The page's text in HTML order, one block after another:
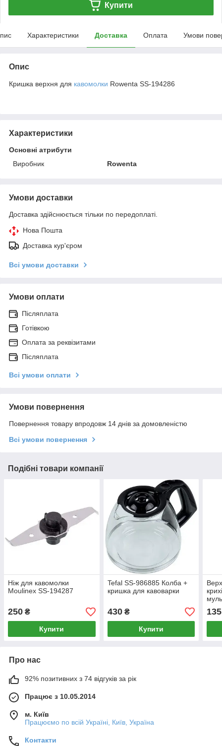
Купити
Характеристики Доставка Оплата Умови
Опис
Кришка верхня для кавомолки Rowenta SS-194286
Характеристики
Основні атрибути
Виробник
Rowenta
Умови доставки
Доставка здійснюється тільки по передоплаті.
Нова Пошта
Доставка кур'єром
Всі умови доставки
Умови оплати
Післяплата
Готівкою
Оплата за реквізитами
Післяплата
Всі умови оплати
Умови повернення
Повернення товару впродовж 14 днів за домовленістю
Всі умови повернення
Подібні товари компанії
Ніж для кавомолки
Moulinex SS-194287
250 ₴
Купити
Tefal SS-986885 Колба +
кришка для кавоварки
430₴
Купити
135
Про нас
92% позитивних з 74 відгуків за рік
Працює з 10.05.2014
м. Київ
Працюємо по всій Україні, Київ, Україна
Контакти